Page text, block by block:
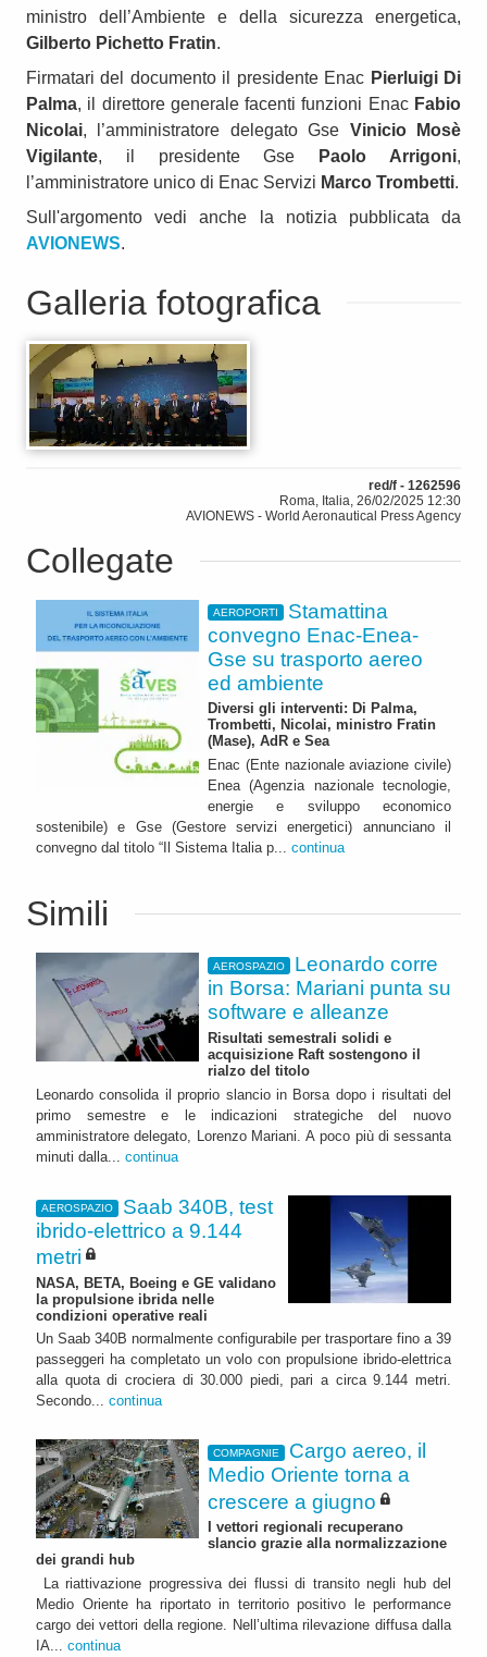
ministro dell’Ambiente e della sicurezza energetica,
Gilberto Pichetto Fratin.
Firmatari del documento il presidente Enac Pierluigi Di
Palma, il direttore generale facenti funzioni Enac Fabio
Nicolai, l’amministratore delegato Gse Vinicio Mosè
Vigilante, il presidente Gse Paolo Arrigoni,
l’amministratore unico di Enac Servizi Marco Trombetti.
Sull'argomento vedi anche la notizia pubblicata da
AVIONEWS.
Galleria fotografica
red/f - 1262596
Roma, Italia, 26/02/2025 12:30
AVIONEWS - World Aeronautical Press Agency
Collegate
AEROPORTI
Stamattina
convegno Enac-Enea-
Gse su trasporto aereo
ed ambiente
Diversi gli interventi: Di Palma,
Trombetti, Nicolai, ministro Fratin
(Mase), AdR e Sea
Enac (Ente nazionale aviazione civile)
Enea (Agenzia nazionale tecnologie,
energie e sviluppo economico
sostenibile) e Gse (Gestore servizi energetici) annunciano il
convegno dal titolo “Il Sistema Italia p... continua
Simili
AEROSPAZIO
Leonardo corre
in Borsa: Mariani punta su
software e alleanze
Risultati semestrali solidi e
acquisizione Raft sostengono il
rialzo del titolo
Leonardo consolida il proprio slancio in Borsa dopo i risultati del
primo semestre e le indicazioni strategiche del nuovo
amministratore delegato, Lorenzo Mariani. A poco più di sessanta
minuti dalla... continua
AEROSPAZIO
Saab 340B, test
ibrido-elettrico a 9.144
metri
NASA, BETA, Boeing e GE validano
la propulsione ibrida nelle
condizioni operative reali
Un Saab 340B normalmente configurabile per trasportare fino a 39
passeggeri ha completato un volo con propulsione ibrido-elettrica
alla quota di crociera di 30.000 piedi, pari a circa 9.144 metri.
Secondo... continua
COMPAGNIE
Cargo aereo, il
Medio Oriente torna a
crescere a giugno
I vettori regionali recuperano
slancio grazie alla normalizzazione
dei grandi hub
La riattivazione progressiva dei flussi di transito negli hub del
Medio Oriente ha riportato in territorio positivo le performance
cargo dei vettori della regione. Nell’ultima rilevazione diffusa dalla
IA... continua